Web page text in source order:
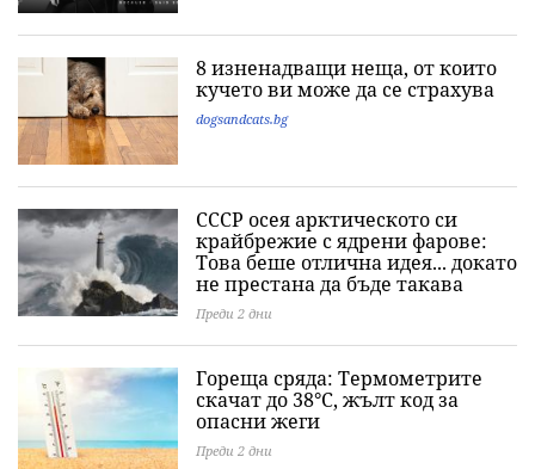
8 изненадващи неща, от които
кучето ви може да се страхува
dogsandcats.bg
СССР осея арктическото си
крайбрежие с ядрени фарове:
Това беше отлична идея... докато
не престана да бъде такава
Преди 2 дни
Гореща сряда: Термометрите
скачат до 38°C, жълт код за
опасни жеги
Преди 2 дни